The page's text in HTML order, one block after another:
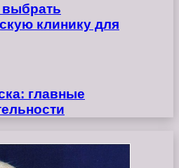
выбрать
клинику для
главные